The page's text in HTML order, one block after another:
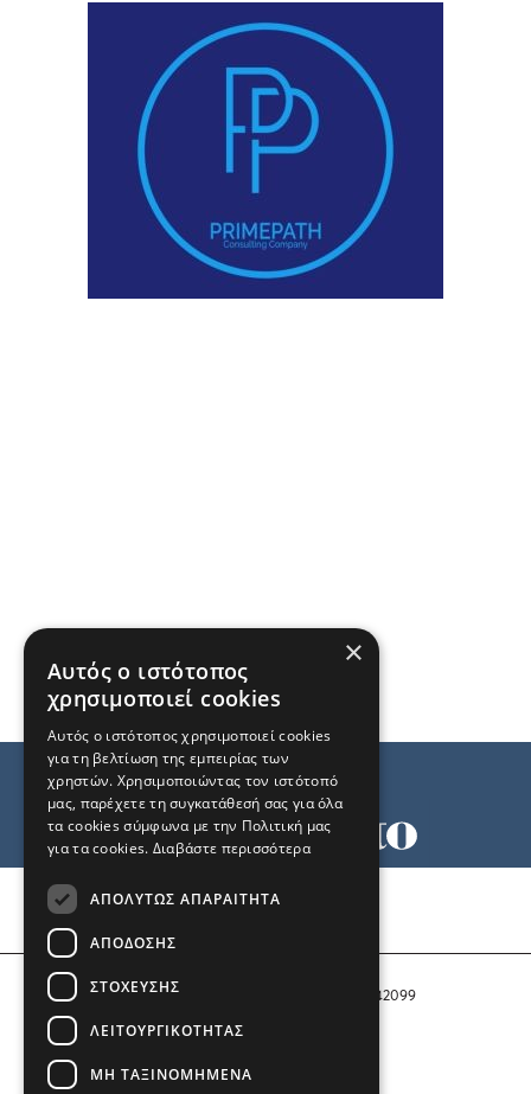
Αριθμός Πιστοποίησης Μ.Η.Τ. 242099
COPYRIGHT © 2026 Το Μανιφέστο
×
Αυτός ο ιστότοπος
χρησιμοποιεί cookies
Αυτός ο ιστότοπος χρησιμοποιεί cookies
για τη βελτίωση της εμπειρίας των
χρηστών. Χρησιμοποιώντας τον ιστότοπό
μας, παρέχετε τη συγκατάθεσή σας για όλα
τα cookies σύμφωνα με την Πολιτική μας
για τα cookies. Διαβάστε περισσότερα
ΑΠΟΛΎΤΩΣ ΑΠΑΡΑΊΤΗΤΑ
ΑΠΌΔΟΣΗΣ
ΣΤΌΧΕΥΣΗΣ
ΛΕΙΤΟΥΡΓΙΚΌΤΗΤΑΣ
ΜΗ ΤΑΞΙΝΟΜΗΜΈΝΑ